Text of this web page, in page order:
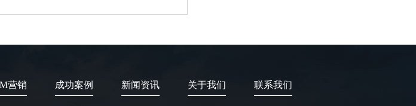
营销 成功案例 新闻资讯 关于我们 联系我们